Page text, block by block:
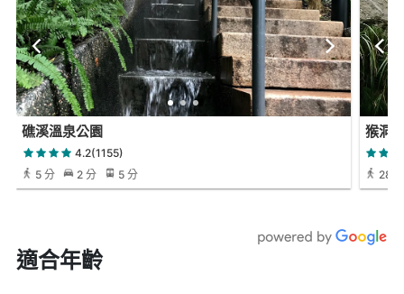
礁溪溫泉公園
4.2(1155)
5 分
2 分 5 分
猴洞
28
適合年齡